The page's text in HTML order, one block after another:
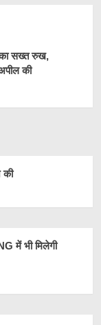
सख्त रुख,
की
की
में भी मिलेगी